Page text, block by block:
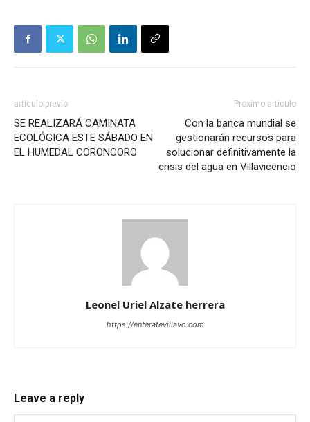
articulo previo
SE REALIZARÁ CAMINATA
ECOLÓGICA ESTE SÁBADO EN
EL HUMEDAL CORONCORO
Proximo articulo
Con la banca mundial se
gestionarán recursos para
solucionar definitivamente la
crisis del agua en Villavicencio
Leonel Uriel Alzate herrera
https://enteratevillavo.com
Leave a reply